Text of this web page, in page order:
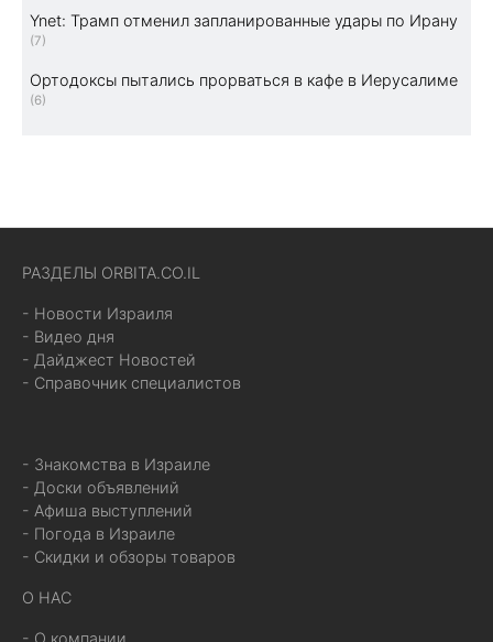
Ynet: Трамп отменил запланированные удары по Ирану
(7)
Ортодоксы пытались прорваться в кафе в Иерусалиме
(6)
РАЗДЕЛЫ ORBITA.CO.IL
- Новости Израиля
- Видео дня
- Дайджест Новостей
- Справочник специалистов
- Знакомства в Израиле
- Доски объявлений
- Афиша выступлений
- Погода в Израиле
- Скидки и обзоры товаров
О НАС
- О компании